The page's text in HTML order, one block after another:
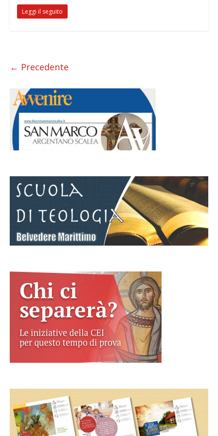
Leggi il seguito
← Precedente